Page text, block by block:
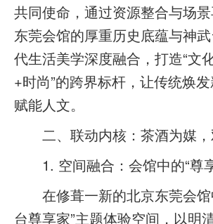
共同使命，通过资源整合与场
东莞会馆的厚重历史底蕴与神
代生活美学深度融合，打造“文
+时尚”的跨界标杆，让传统焕
赋能人文。
二、联动内核：茶酒为媒，
1. 空间融合：会馆中的“尊
在修葺一新的北京东莞会馆
台尊享家”主题体验空间，以明